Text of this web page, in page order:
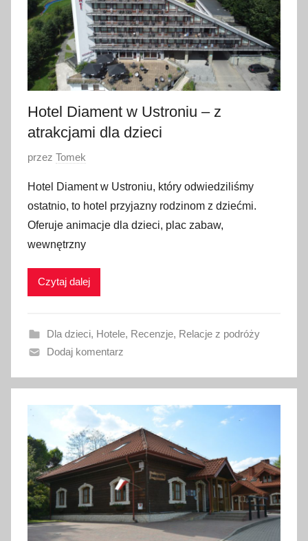
Hotel Diament w Ustroniu – z
atrakcjami dla dzieci
O
u
b
l
i
w
n
o
0
s
e
r
p
n
i
przez Tomek
Hotel Diament w Ustroniu, który odwiedziliśmy
ostatnio, to hotel przyjazny rodzinom z dziećmi.
Oferuje animacje dla dzieci, plac zabaw,
wewnętrzny
Czytaj dalej
Dla dzieci, Hotele, Recenzje, Relacje z podróży
Dodaj komentarz